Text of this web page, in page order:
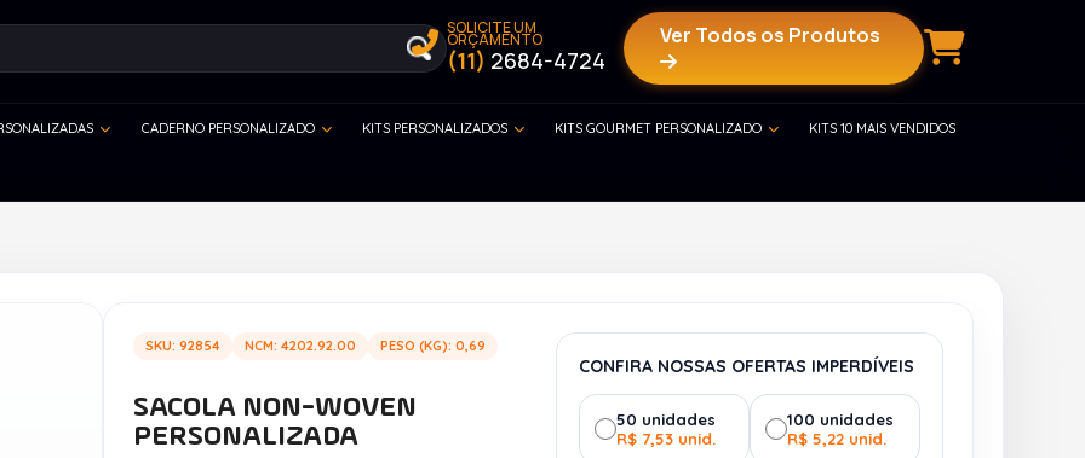
SOLICITE UM
ORÇAMENTO
(11) 2684-4724
Ver Todos os Produtos
CADERNO PERSONALIZADO KITS PERSONALIZADOS KITS GOURMET PERSONALIZADO KITS 10 MAIS VENDIDOS
SKU: 92854 NCM: 4202.92.00 PESO (KG): 0,69
SACOLA NON-WOVEN
PERSONALIZADA
CONFIRA NOSSAS OFERTAS IMPERDÍVEIS
50 unidades
R$ 7,53 unid.
100 unidades
R$ 5,22 unid.